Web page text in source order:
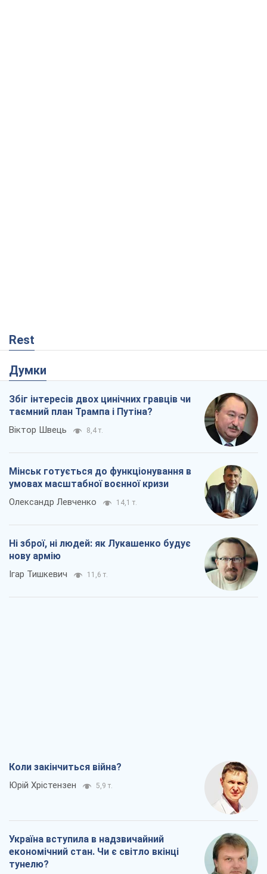
Rest
Думки
Збіг інтересів двох цинічних гравців чи
таємний план Трампа і Путіна?
Віктор Швець 8,4 т.
Мінськ готується до функціонування в
умовах масштабної воєнної кризи
Олександр Левченко 14,1 т.
Ні зброї, ні людей: як Лукашенко будує
нову армію
Ігар Тишкевич 11,6 т.
Коли закінчиться війна?
Юрій Хрістензен 5,9 т.
Україна вступила в надзвичайний
економічний стан. Чи є світло вкінці
тунелю?